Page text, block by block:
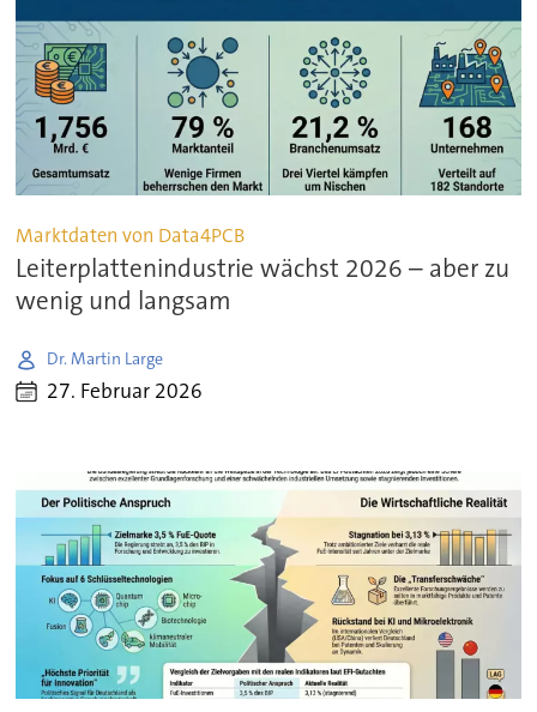
Marktdaten von Data4PCB
Leiterplattenindustrie wächst 2026 – aber zu
wenig und langsam
Dr. Martin Large
27. Februar 2026